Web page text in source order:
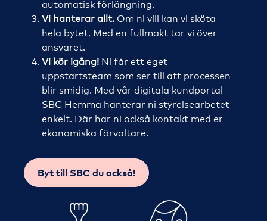
automatisk förlängning.
Vi hanterar allt. Om ni vill kan vi sköta
hela bytet. Med en fullmakt tar vi över
ansvaret.
Vi kör igång! Ni får ett eget
uppstartsteam som ser till att processen
blir smidig. Med vår digitala kundportal
SBC Hemma hanterar ni styrelsearbetet
enkelt. Där har ni också kontakt med er
ekonomiska förvaltare.
Byt till SBC du också!